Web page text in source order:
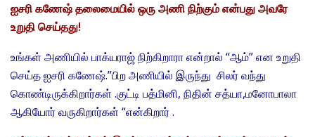
ஐசரி கணேஷ் தலைமையில் ஒரு அணி நிற்கும் என்பது அவரே
உறுதி செய்தது!
உங்கள் அணியில் பாக்யராஜ் நிற்கிறாரா என்றால் “ஆம்” என உறுதி
செய்த ஐசரி கணேஷ்.”பிற அணியில் இருந்து சிலர் வந்து
கொண்டிருக்கிறார்கள் .குட்டி பத்மினி, நிதின் சத்யா,மனோபாலா
ஆகியோர் வருகிறார்கள் “என்கிறார் .